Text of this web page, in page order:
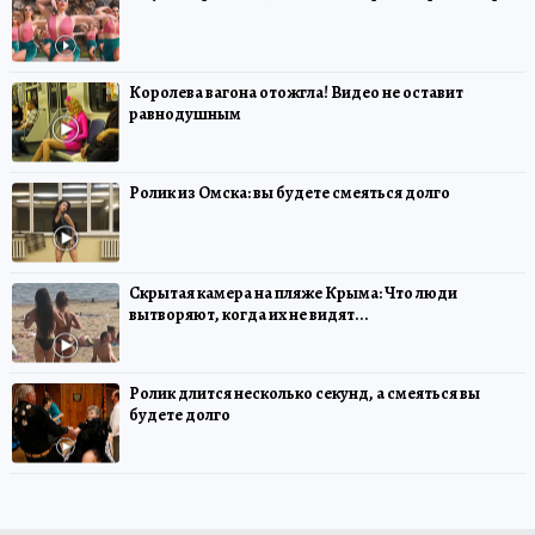
Королева вагона отожгла! Видео не оставит
равнодушным
Ролик из Омска: вы будете смеяться долго
Скрытая камера на пляже Крыма: Что люди
вытворяют, когда их не видят...
Ролик длится несколько секунд, а смеяться вы
будете долго